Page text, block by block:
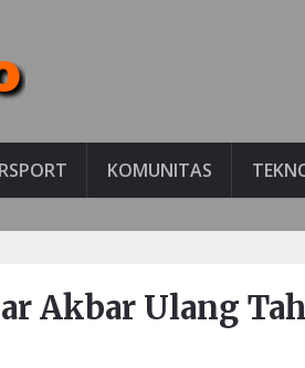
KOMUNITAS
Akbar Ulang